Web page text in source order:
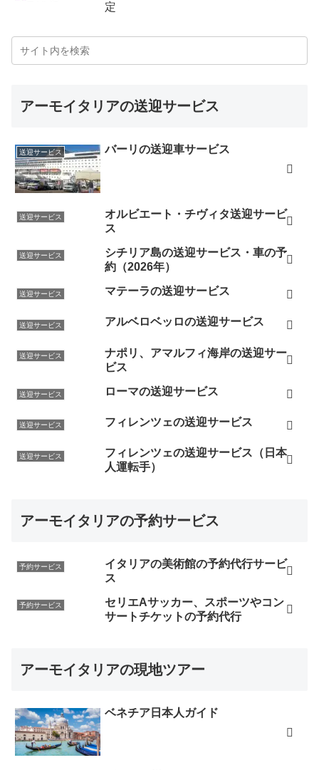
定
アーモイタリアの送迎サービス
送迎サービス バーリの送迎車サービス
送迎サービス
オルビエート・チヴィタ送迎サービ
ス
送迎サービス
シチリア島の送迎サービス・車の予
約（2026年）
送迎サービス マテーラの送迎サービス
送迎サービス アルベロベッロの送迎サービス
送迎サービス
ナポリ、アマルフィ海岸の送迎サー
ビス
送迎サービス ローマの送迎サービス
送迎サービス フィレンツェの送迎サービス
送迎サービス
フィレンツェの送迎サービス（日本
人運転手）
アーモイタリアの予約サービス
予約サービス
イタリアの美術館の予約代行サービ
ス
予約サービス
セリエAサッカー、スポーツやコン
サートチケットの予約代行
アーモイタリアの現地ツアー
ベネチア日本人ガイド